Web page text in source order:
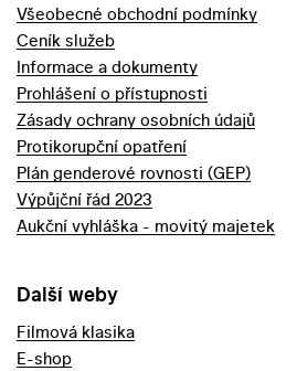
Všeobecné obchodní podmínky
Ceník služeb
Informace a dokumenty
Prohlášení o přístupnosti
Zásady ochrany osobních údajů
Protikorupční opatření
Plán genderové rovnosti (GEP)
Výpůjční řád 2023
Aukční vyhláška - movitý majetek
Další weby
Filmová klasika
E-shop